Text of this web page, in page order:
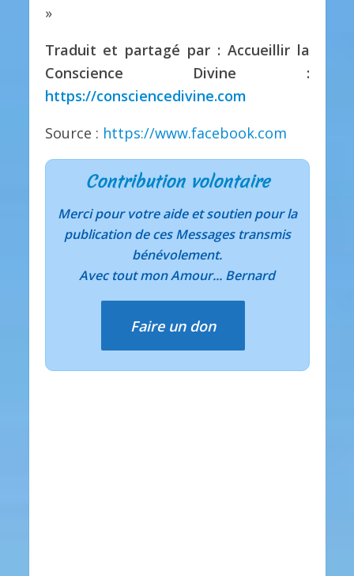
»
Traduit et partagé par : Accueillir la
Conscience Divine :
https://consciencedivine.com
Source : https://www.facebook.com
Contribution volontaire
Merci pour votre aide et soutien pour la
publication de ces Messages transmis
bénévolement.
Avec tout mon Amour... Bernard
Faire un don